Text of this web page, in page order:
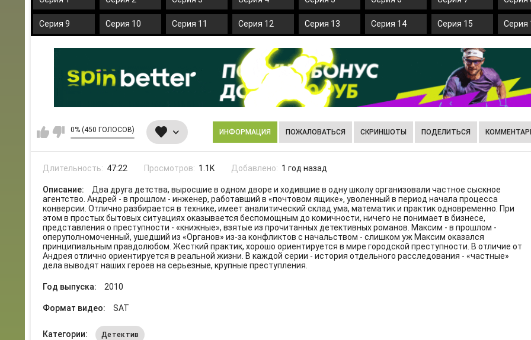
Серия 9 Серия 10 Серия 11 Серия 12 Серия 13 Серия 14 Серия 15 Серия
0% (450 ГОЛОСОВ) ИНФОРМАЦИЯ ПОЖАЛОВАТЬСЯ СКРИНШОТЫ ПОДЕЛИТЬСЯ
Длительность: 47:22 Просмотров: 1.1K Добавлено: 1 год назад
Описание:
Два друга детства, выросшие в одном дворе и ходившие в одну школу организовали частное сыскное
агентство. Андрей - в прошлом - инженер, работавший в «почтовом ящике», уволенный в период начала процесса
конверсии. Отлично разбирается в технике, имеет аналитический склад ума, математик и практик одновременно. При
этом в простых бытовых ситуациях оказывается беспомощным до комичности, ничего не понимает в бизнесе,
представления о преступности - «книжные», взятые из прочитанных детективных романов. Максим - в прошлом -
оперуполномоченный, ушедший из «Органов» из-за конфликтов с начальством - слишком уж Максим оказался
принципиальным правдолюбом. Жесткий практик, хорошо ориентируется в мире городской преступности. В отличие от
Андрея отлично ориентируется в реальной жизни. В каждой серии - история отдельного расследования - «частные»
дела выводят наших героев на серьезные, крупные преступления.
Год выпуска: 2010
Формат видео: SAT
Категории: Детектив